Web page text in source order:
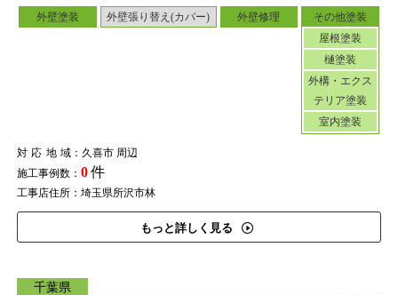
外壁塗装 外壁張り替え(カバー) 外壁修理
その他塗装
屋根塗装
樋塗装
外構・エクス
テリア塗装
室内塗装
対応地域：久喜市 周辺
施工事例数： 0件
工事店住所：埼玉県所沢市林
もっと詳しく見る
千葉県